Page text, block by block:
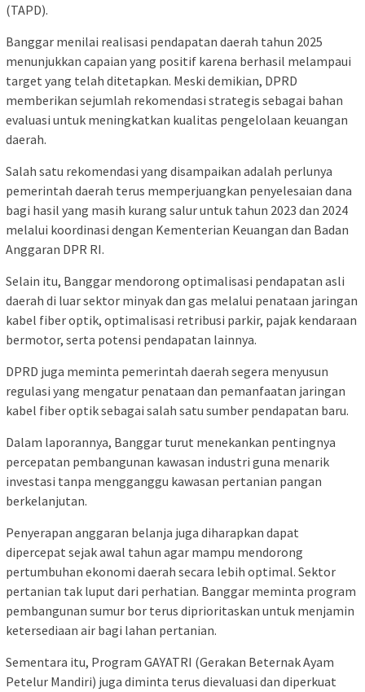
(TAPD).
Banggar menilai realisasi pendapatan daerah tahun 2025
menunjukkan capaian yang positif karena berhasil melampaui
target yang telah ditetapkan. Meski demikian, DPRD
memberikan sejumlah rekomendasi strategis sebagai bahan
evaluasi untuk meningkatkan kualitas pengelolaan keuangan
daerah.
Salah satu rekomendasi yang disampaikan adalah perlunya
pemerintah daerah terus memperjuangkan penyelesaian dana
bagi hasil yang masih kurang salur untuk tahun 2023 dan 2024
melalui koordinasi dengan Kementerian Keuangan dan Badan
Anggaran DPR RI.
Selain itu, Banggar mendorong optimalisasi pendapatan asli
daerah di luar sektor minyak dan gas melalui penataan jaringan
kabel fiber optik, optimalisasi retribusi parkir, pajak kendaraan
bermotor, serta potensi pendapatan lainnya.
DPRD juga meminta pemerintah daerah segera menyusun
regulasi yang mengatur penataan dan pemanfaatan jaringan
kabel fiber optik sebagai salah satu sumber pendapatan baru.
Dalam laporannya, Banggar turut menekankan pentingnya
percepatan pembangunan kawasan industri guna menarik
investasi tanpa mengganggu kawasan pertanian pangan
berkelanjutan.
Penyerapan anggaran belanja juga diharapkan dapat
dipercepat sejak awal tahun agar mampu mendorong
pertumbuhan ekonomi daerah secara lebih optimal. Sektor
pertanian tak luput dari perhatian. Banggar meminta program
pembangunan sumur bor terus diprioritaskan untuk menjamin
ketersediaan air bagi lahan pertanian.
Sementara itu, Program GAYATRI (Gerakan Beternak Ayam
Petelur Mandiri) juga diminta terus dievaluasi dan diperkuat